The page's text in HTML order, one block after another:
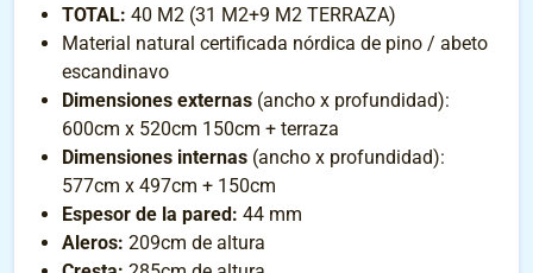
TOTAL: 40 M2 (31 M2+9 M2 TERRAZA)
Material natural certificada nórdica de pino / abeto
escandinavo
Dimensiones externas (ancho x profundidad):
600cm x 520cm 150cm + terraza
Dimensiones internas (ancho x profundidad):
577cm x 497cm + 150cm
Espesor de la pared: 44 mm
Aleros: 209cm de altura